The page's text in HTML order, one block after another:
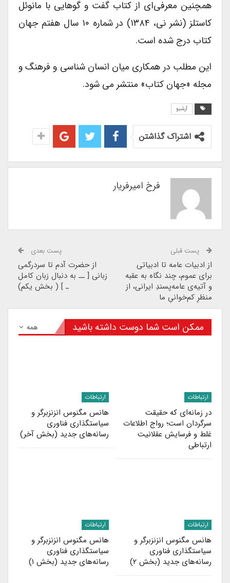
همچنین معرفی‌ای از کتاب گفت و گوهایی با مانوئل
کاستلز (نشر نی، ۱۳۸۴) در شماره ۱۰ سال هفتم جهان
کتاب درج شده است.
این مطلب در همکاری میان انسان شناسی و فرهنگ و
مجله «جهان کتاب» منتشر می شود.
آرشیو
اشتراک گذاشتن
فرخ امیرفریار
پست قبلی
از ادبیات عامه تا ادبیاتی
برای عموم، چند نگاه به عقبه
و آتیه‌ی عامه‌پسندِ ایرانی، از
منظرِ کم‌خوانیِ ما
پست بعدی
از حضرت آدم تا سردرگمی
زبانی [ ــ به دنبال زبان کامل
ـ ] ( بخش یکم)
همه ممکن است شما دوست داشته باشید
ارتباطات
در زمانه‌ای که حقیقت
سرگردان است؛ رواج اطلاعات
غلط و فرسایش عقلانیت
ارتباطی
ارتباطات
هانس مگنوس انزنزبرگر و
سیاستگذاری فناوری
رسانه‌های جدید (بخش آخر)
ارتباطات
هانس مگنوس انزنزبرگر و
سیاستگذاری فناوری
رسانه‌های جدید (بخش ۲)
ارتباطات
هانس مگنوس انزنزبرگر و
سیاستگذاری فناوری
رسانه‌های جدید (بخش ۱)